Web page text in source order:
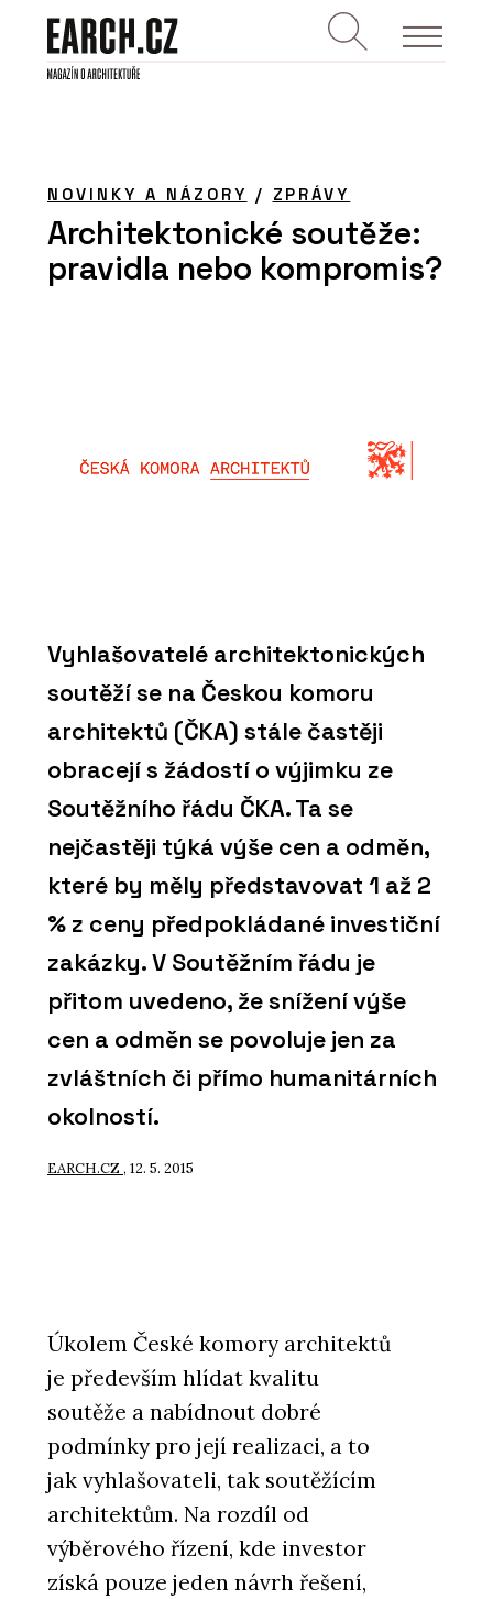
NOVINKY A NÁZORY / ZPRÁVY
Architektonické soutěže:
pravidla nebo kompromis?
Vyhlašovatelé architektonických
soutěží se na Českou komoru
architektů (ČKA) stále častěji
obracejí s žádostí o výjimku ze
Soutěžního řádu ČKA. Ta se
nejčastěji týká výše cen a odměn,
které by měly představovat 1 až 2
% z ceny předpokládané investiční
zakázky. V Soutěžním řádu je
přitom uvedeno, že snížení výše
cen a odměn se povoluje jen za
zvláštních či přímo humanitárních
okolností.
EARCH.CZ , 12. 5. 2015
Úkolem České komory architektů
je především hlídat kvalitu
soutěže a nabídnout dobré
podmínky pro její realizaci, a to
jak vyhlašovateli, tak soutěžícím
architektům. Na rozdíl od
výběrového řízení, kde investor
získá pouze jeden návrh řešení,